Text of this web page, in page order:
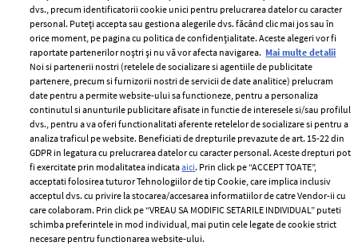
PARTENERI
Unul dintre cele mai folosite
aeroporturi din Europa își
închide complet porțile timp
Un vecin instruit poate salva o
viață. Vezi despre ce e vorba
dvs., precum identificatorii cookie unici pentru prelucrarea datelor cu caracter
personal. Puteți accepta sau gestiona alegerile dvs. făcând clic mai jos sau în
orice moment, pe pagina cu politica de confidențialitate. Aceste alegeri vor fi
raportate partenerilor noștri și nu vă vor afecta navigarea. Mai multe detalii
Noi si partenerii nostri (retelele de socializare si agentiile de publicitate
partenere, precum si furnizorii nostri de servicii de date analitice) prelucram
date pentru a permite website-ului sa functioneze, pentru a personaliza
continutul si anunturile publicitare afisate in functie de interesele si/sau profilul
dvs., pentru a va oferi functionalitati aferente retelelor de socializare si pentru a
analiza traficul pe website. Beneficiati de drepturile prevazute de art. 15-22 din
GDPR in legatura cu prelucrarea datelor cu caracter personal. Aceste drepturi pot
fi exercitate prin modalitatea indicataaici. Prin click pe “ACCEPT TOATE”,
acceptati folosirea tuturor Tehnologiilor de tip Cookie, care implica inclusiv
acceptul dvs. cu privire la stocarea/accesarea informatiilor de catre Vendor-ii cu
care colaboram. Prin click pe “VREAU SA MODIFIC SETARILE INDIVIDUAL” puteti
schimba preferintele in mod individual, mai putin cele legate de cookie strict
necesare pentru functionarea website-ului.